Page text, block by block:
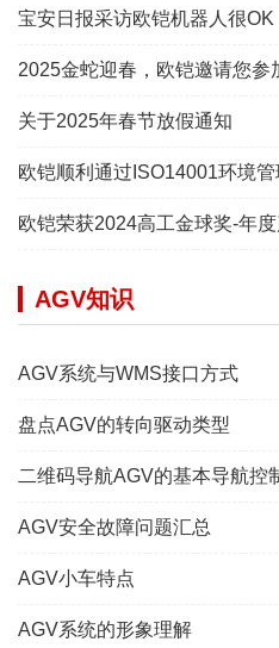
宝安日报采访欧铠机器人很OK
2025金蛇迎春，欧铠邀请您参
关于2025年春节放假通知
欧铠顺利通过ISO14001环境
欧铠荣获2024高工金球奖-年
AGV知识
AGV系统与WMS接口方式
盘点AGV的转向驱动类型
二维码导航AGV的基本导航控
AGV安全故障问题汇总
AGV小车特点
AGV系统的形象理解